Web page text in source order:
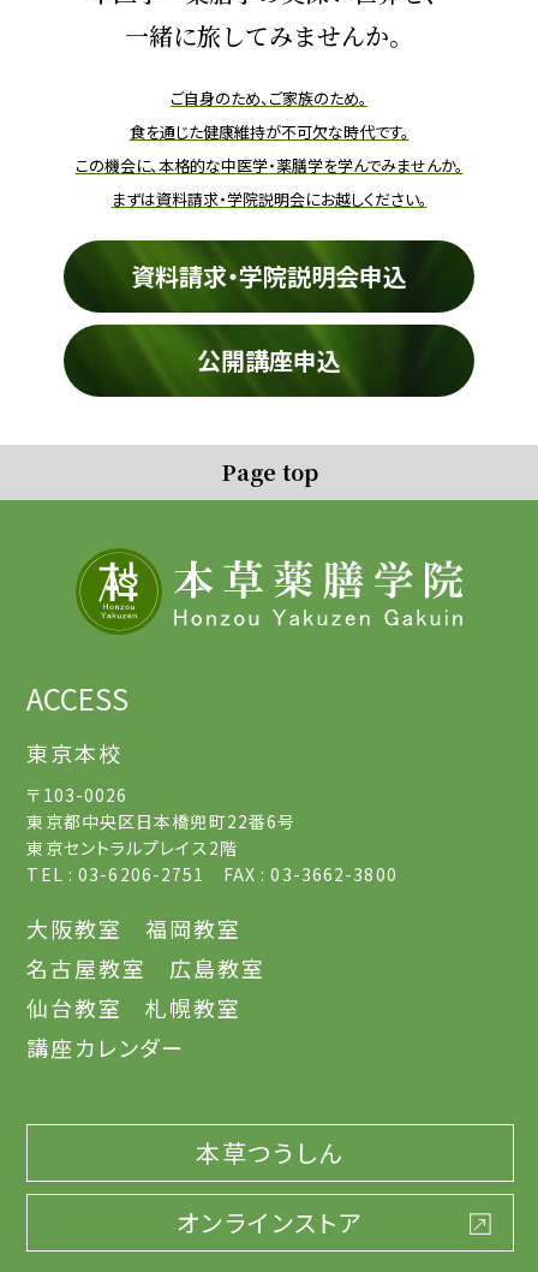
一緒に旅してみませんか。
ご自身のため、ご家族のため。
食を通じた健康維持が不可欠な時代です。
この機会に、本格的な中医学・薬膳学を学んでみませんか。
まずは資料請求・学院説明会にお越しください。
資料請求・学院説明会申込
公開講座申込
Page top
ACCESS
東京本校
〒103-0026
東京都中央区日本橋兜町22番6号
東京セントラルプレイス2階
TEL : 03-6206-2751 FAX : 03-3662-3800
大阪教室
福岡教室
名古屋教室
広島教室
仙台教室
札幌教室
講座カレンダー
本草つうしん
オンラインストア